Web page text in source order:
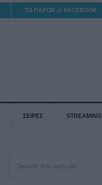
ΤΟ ΠΑΡΟΝ @ FACEBOOK
ΣΕΙΡΕΣ STREAMING